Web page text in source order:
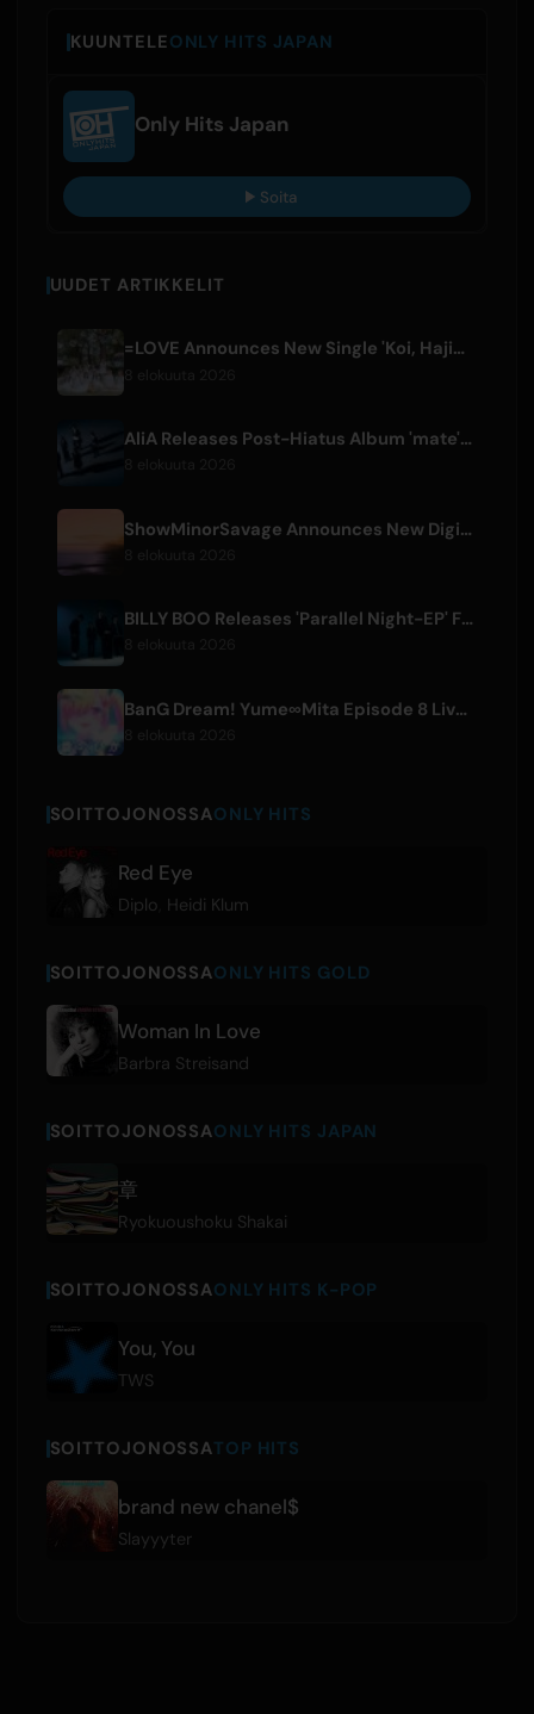
KUUNTELEONLY HITS JAPAN
Only Hits Japan
Soita
UUDET ARTIKKELIT
=LOVE Announces New Single 'Koi, Hajimemashita.' and Tokyo Dome Concerts
AliA Releases Post-Hiatus Album 'mate', Announces Tokyo Live
ShowMinorSavage Announces New Digital Single 'Gradation'
BILLY BOO Releases 'Parallel Night-EP' Featuring TV Drama Theme Song
BanG Dream! Yume∞Mita Episode 8 Live Clip Released
SOITTOJONOSSAONLY HITS
Red Eye
Diplo Heidi Klum
SOITTOJONOSSAONLY HITS GOLD
Woman In Love
Barbra Streisand
SOITTOJONOSSAONLY HITS JAPAN
章
Ryokuoushoku Shakai
SOITTOJONOSSAONLY HITS K-POP
You, You
TWS
SOITTOJONOSSATOP HITS
brand new chanel$
Slayyyter